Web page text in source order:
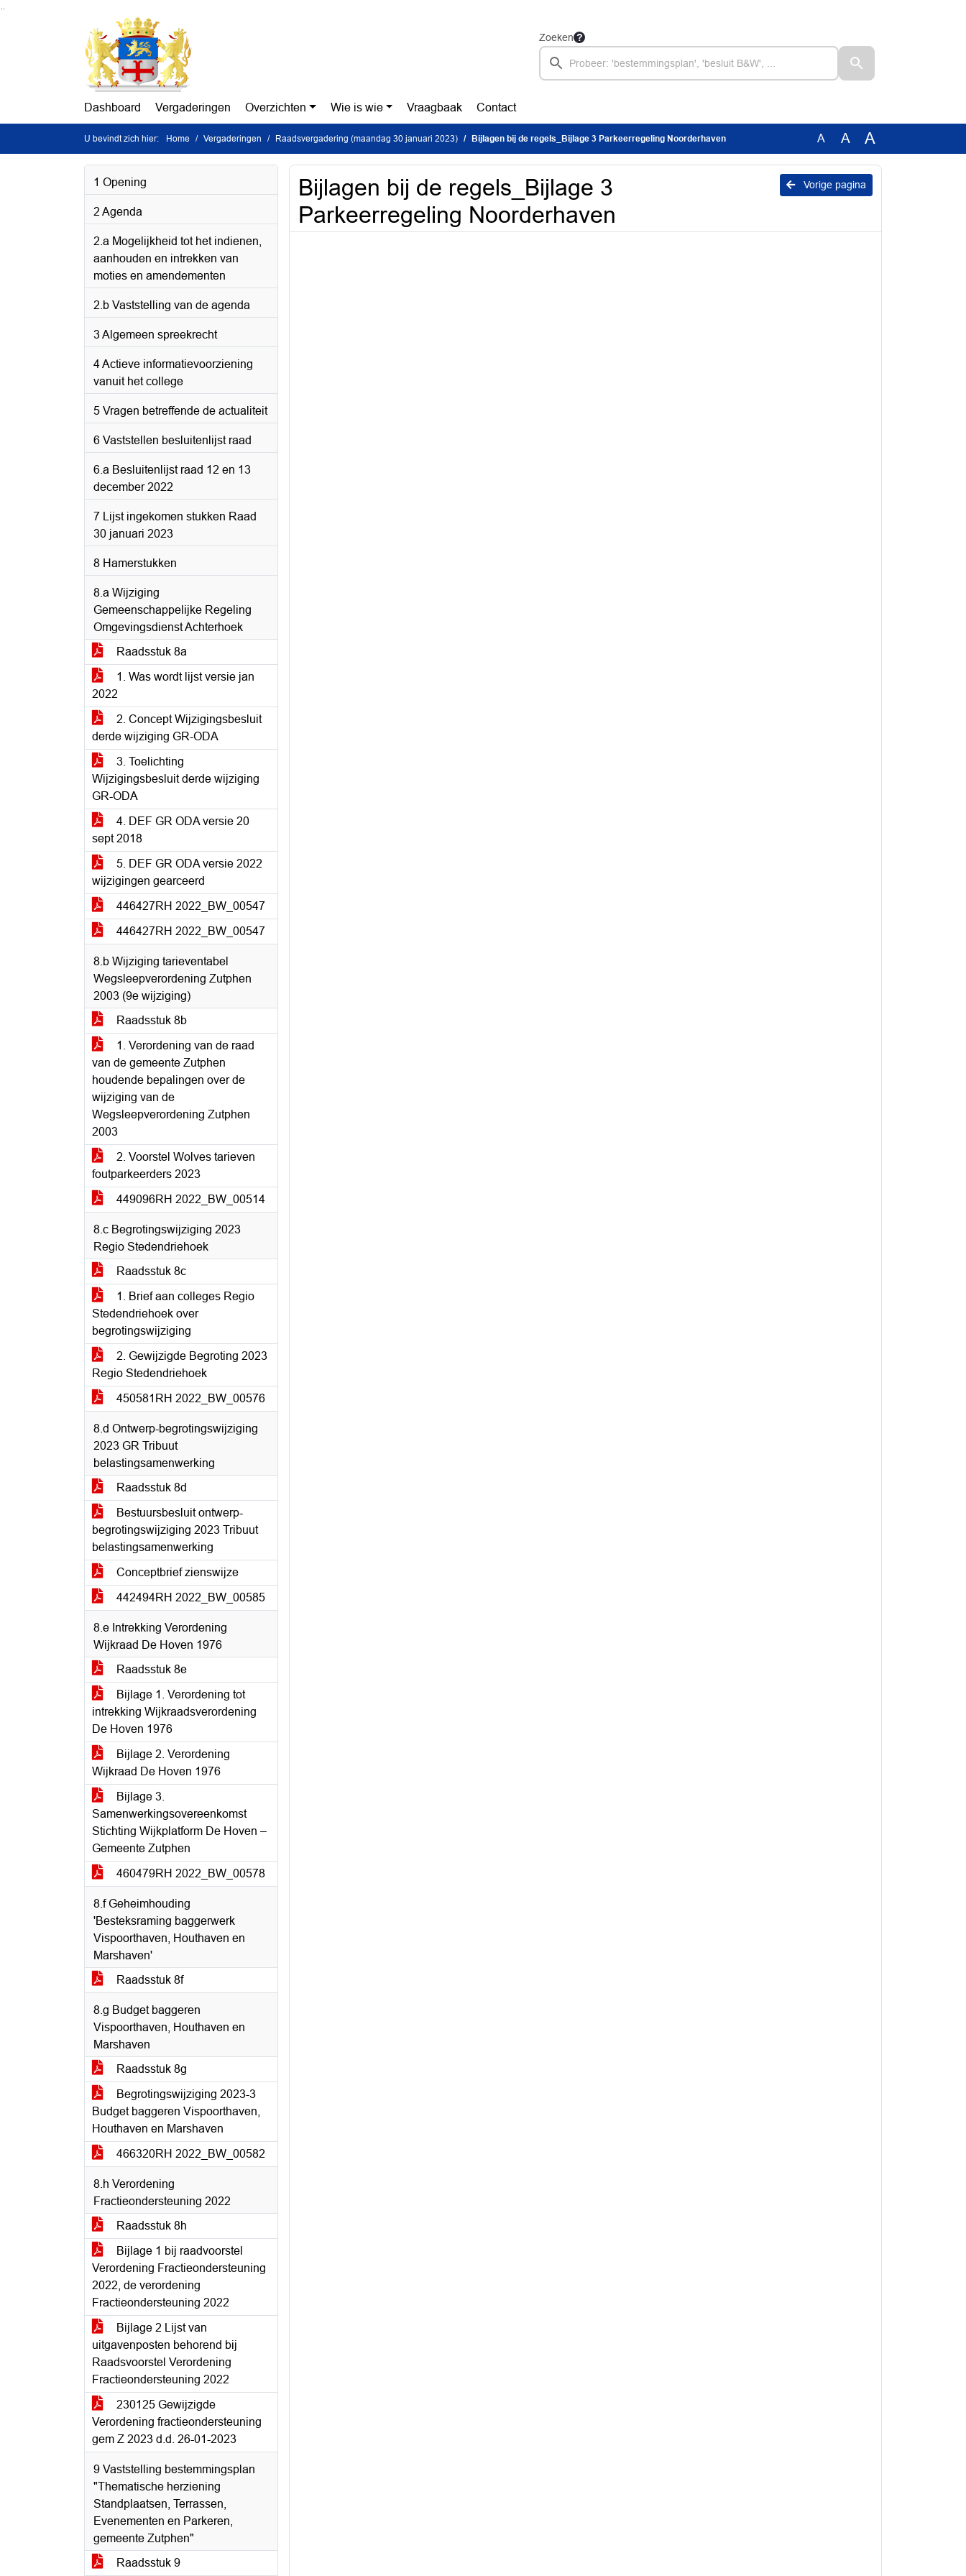
Ga naar de inhoud van deze pagina
Zoeken
Dashboard Vergaderingen Overzichten Wie is wie Vraagbaak Contact
U bevindt zich hier: Home Vergaderingen Raadsvergadering (maandag 30 januari 2023) Bijlagen bij de regels_Bijlage 3 Parkeerregeling Noorderhaven A A A
1 Opening
2 Agenda
2.a Mogelijkheid tot het indienen,
aanhouden en intrekken van
moties en amendementen
2.b Vaststelling van de agenda
3 Algemeen spreekrecht
4 Actieve informatievoorziening
vanuit het college
5 Vragen betreffende de actualiteit
6 Vaststellen besluitenlijst raad
6.a Besluitenlijst raad 12 en 13
december 2022
7 Lijst ingekomen stukken Raad
30 januari 2023
8 Hamerstukken
8.a Wijziging
Gemeenschappelijke Regeling
Omgevingsdienst Achterhoek
Raadsstuk 8a
1. Was wordt lijst versie jan
2022
2. Concept Wijzigingsbesluit
derde wijziging GR-ODA
3. Toelichting
Wijzigingsbesluit derde wijziging
GR-ODA
4. DEF GR ODA versie 20
sept 2018
5. DEF GR ODA versie 2022
wijzigingen gearceerd
446427RH 2022_BW_00547
446427RH 2022_BW_00547
8.b Wijziging tarieventabel
Wegsleepverordening Zutphen
2003 (9e wijziging)
Raadsstuk 8b
1. Verordening van de raad
van de gemeente Zutphen
houdende bepalingen over de
wijziging van de
Wegsleepverordening Zutphen
2003
2. Voorstel Wolves tarieven
foutparkeerders 2023
449096RH 2022_BW_00514
8.c Begrotingswijziging 2023
Regio Stedendriehoek
Raadsstuk 8c
1. Brief aan colleges Regio
Stedendriehoek over
begrotingswijziging
2. Gewijzigde Begroting 2023
Regio Stedendriehoek
450581RH 2022_BW_00576
8.d Ontwerp-begrotingswijziging
2023 GR Tribuut
belastingsamenwerking
Raadsstuk 8d
Bestuursbesluit ontwerp-
begrotingswijziging 2023 Tribuut
belastingsamenwerking
Conceptbrief zienswijze
442494RH 2022_BW_00585
8.e Intrekking Verordening
Wijkraad De Hoven 1976
Raadsstuk 8e
Bijlage 1. Verordening tot
intrekking Wijkraadsverordening
De Hoven 1976
Bijlage 2. Verordening
Wijkraad De Hoven 1976
Bijlage 3.
Samenwerkingsovereenkomst
Stichting Wijkplatform De Hoven –
Gemeente Zutphen
460479RH 2022_BW_00578
8.f Geheimhouding
'Besteksraming baggerwerk
Vispoorthaven, Houthaven en
Marshaven'
Raadsstuk 8f
8.g Budget baggeren
Vispoorthaven, Houthaven en
Marshaven
Raadsstuk 8g
Begrotingswijziging 2023-3
Budget baggeren Vispoorthaven,
Houthaven en Marshaven
466320RH 2022_BW_00582
8.h Verordening
Fractieondersteuning 2022
Raadsstuk 8h
Bijlage 1 bij raadvoorstel
Verordening Fractieondersteuning
2022, de verordening
Fractieondersteuning 2022
Bijlage 2 Lijst van
uitgavenposten behorend bij
Raadsvoorstel Verordening
Fractieondersteuning 2022
230125 Gewijzigde
Verordening fractieondersteuning
gem Z 2023 d.d. 26-01-2023
9 Vaststelling bestemmingsplan
"Thematische herziening
Standplaatsen, Terrassen,
Evenementen en Parkeren,
gemeente Zutphen"
Raadsstuk 9
Vorige pagina
Bijlagen bij de regels_Bijlage 3
Parkeerregeling Noorderhaven